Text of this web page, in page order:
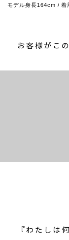
モデル身長164cm / 着
お客様がこ
『わたしは